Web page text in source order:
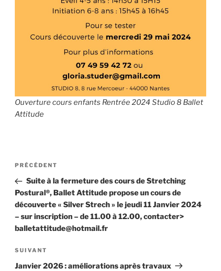
Ouverture cours enfants Rentrée 2024 Studio 8 Ballet
Attitude
Navigation
l’article
Article
précédent
PRÉCÉDENT
Suite à la fermeture des cours de Stretching
Postural®, Ballet Attitude propose un cours de
découverte « Silver Strech » le jeudi 11 Janvier 2024
– sur inscription – de 11.00 à 12.00, contacter>
balletattitude@hotmail.fr
Article
suivant
SUIVANT
Janvier 2026 : améliorations après travaux